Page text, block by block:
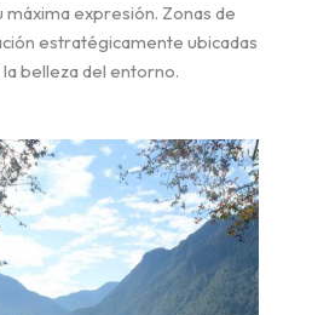
máxima expresión. Zonas de
estratégicamente ubicadas
belleza del entorno.